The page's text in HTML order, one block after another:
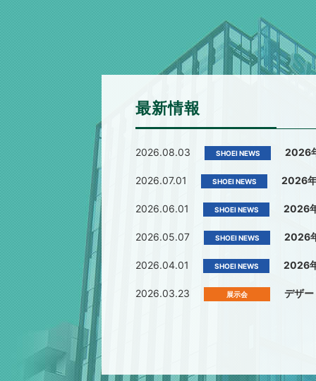
最新情報
2026.08.03 SHOEI NEWS 2026
2026.07.01 SHOEI NEWS 2026
2026.06.01 SHOEI NEWS 2026
2026.05.07 SHOEI NEWS 2026
2026.04.01 SHOEI NEWS 2026
2026.03.23 展示会 デザ